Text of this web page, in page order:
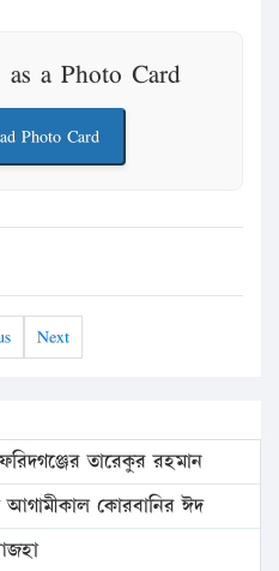
as a Photo Card
Photo Card
Next
তারেকুর রহমান
আগামীকাল কোরবানির ঈদ